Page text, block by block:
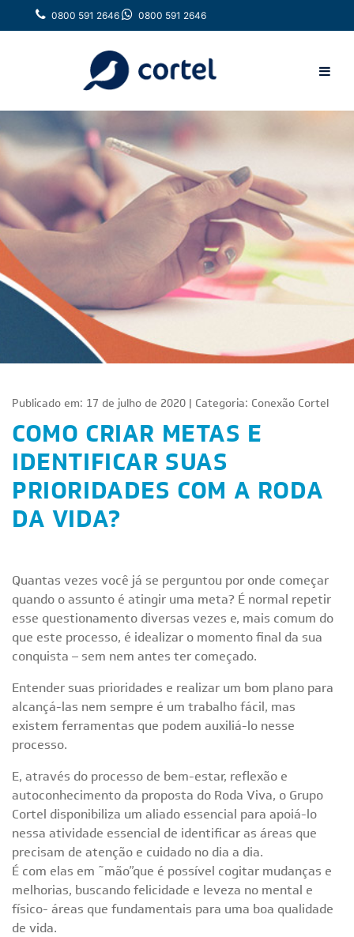
0800 591 2646 0800 591 2646
Publicado em: 17 de julho de 2020 | Categoria: Conexão Cortel
COMO CRIAR METAS E
IDENTIFICAR SUAS
PRIORIDADES COM A RODA
DA VIDA?
Quantas vezes você já se perguntou por onde começar
quando o assunto é atingir uma meta? É normal repetir
esse questionamento diversas vezes e, mais comum do
que este processo, é idealizar o momento final da sua
conquista – sem nem antes ter começado.
Entender suas prioridades e realizar um bom plano para
alcançá-las nem sempre é um trabalho fácil, mas
existem ferramentas que podem auxiliá-lo nesse
processo.
E, através do processo de bem-estar, reflexão e
autoconhecimento da proposta do Roda Viva, o Grupo
Cortel disponibiliza um aliado essencial para apoiá-lo
nessa atividade essencial de identificar as áreas que
precisam de atenção e cuidado no dia a dia.
É com elas em ˜mão”que é possível cogitar mudanças e
melhorias, buscando felicidade e leveza no mental e
físico- áreas que fundamentais para uma boa qualidade
de vida.